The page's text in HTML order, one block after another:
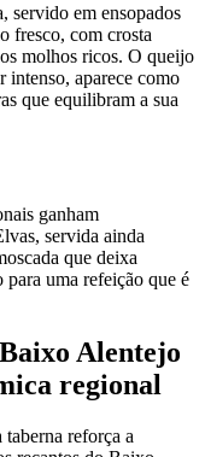
servido em ensopados
fresco, com crosta
molhos ricos. O queijo
intenso, aparece como
que equilibram a sua
ganham
servida ainda
que deixa
uma refeição que é
Alentejo
regional
taberna reforça a